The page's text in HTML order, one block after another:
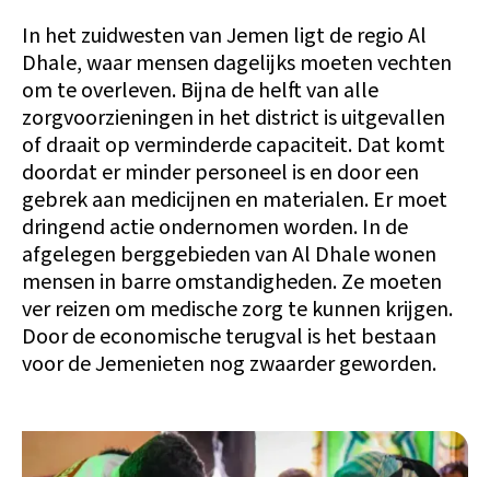
In het zuidwesten van Jemen ligt de regio Al
Dhale, waar mensen dagelijks moeten vechten
om te overleven. Bijna de helft van alle
zorgvoorzieningen in het district is uitgevallen
of draait op verminderde capaciteit. Dat komt
doordat er minder personeel is en door een
gebrek aan medicijnen en materialen. Er moet
dringend actie ondernomen worden. In de
afgelegen berggebieden van Al Dhale wonen
mensen in barre omstandigheden. Ze moeten
ver reizen om medische zorg te kunnen krijgen.
Door de economische terugval is het bestaan
voor de Jemenieten nog zwaarder geworden.